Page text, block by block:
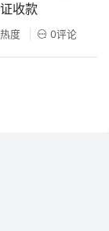
收款
度 0评论